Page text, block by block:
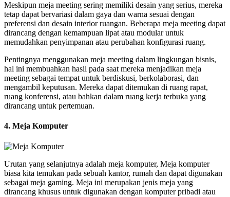
Meskipun meja meeting sering memiliki desain yang serius, mereka
tetap dapat bervariasi dalam gaya dan warna sesuai dengan
preferensi dan desain interior ruangan. Beberapa meja meeting dapat
dirancang dengan kemampuan lipat atau modular untuk
memudahkan penyimpanan atau perubahan konfigurasi ruang.
Pentingnya menggunakan meja meeting dalam lingkungan bisnis,
hal ini membuahkan hasil pada saat mereka menjadikan meja
meeting sebagai tempat untuk berdiskusi, berkolaborasi, dan
mengambil keputusan. Mereka dapat ditemukan di ruang rapat,
ruang konferensi, atau bahkan dalam ruang kerja terbuka yang
dirancang untuk pertemuan.
4. Meja Komputer
Urutan yang selanjutnya adalah meja komputer, Meja komputer
biasa kita temukan pada sebuah kantor, rumah dan dapat digunakan
sebagai meja gaming. Meja ini merupakan jenis meja yang
dirancang khusus untuk digunakan dengan komputer pribadi atau